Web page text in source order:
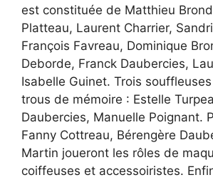
est constituée de Matthieu
Platteau, Laurent Charrier,
François Favreau, Dominique
Deborde, Franck Daubercies,
Isabelle Guinet. Trois
trous de mémoire : Estelle
Daubercies, Manuelle Poignant.
Fanny Cottreau, Bérengère
Martin joueront les rôles de
coiffeuses et accessoiristes.